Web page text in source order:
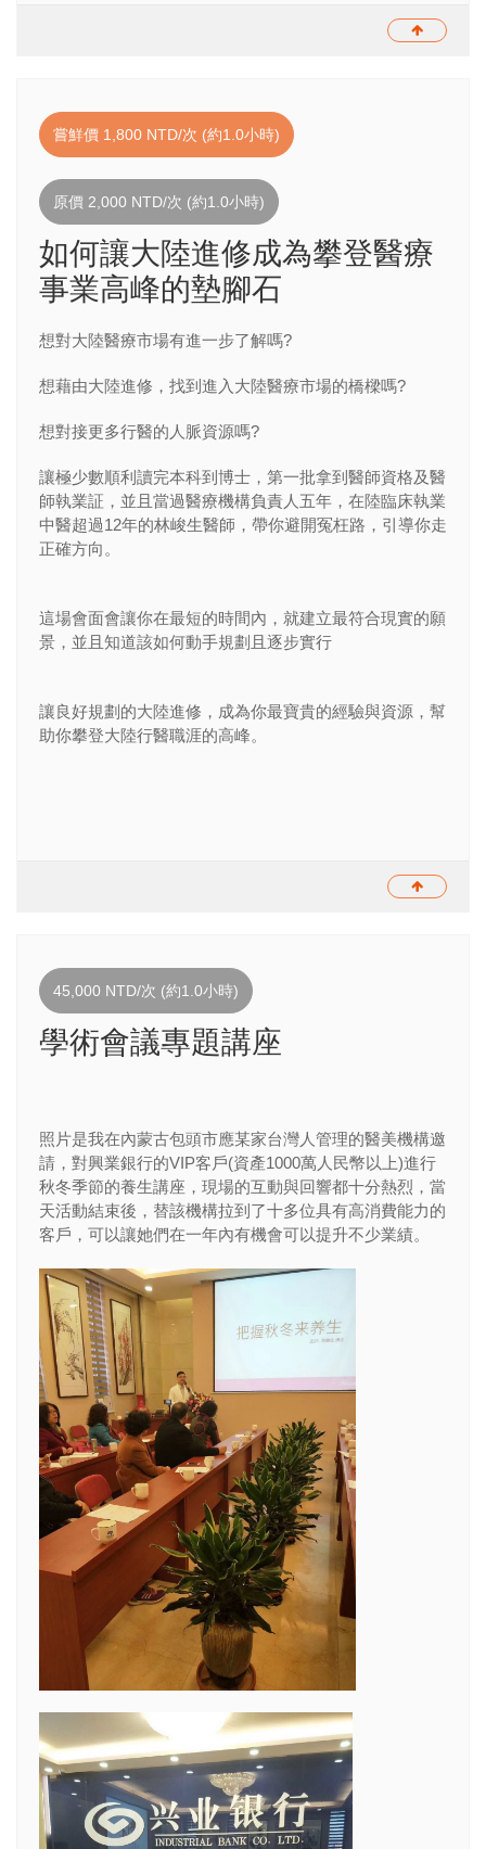
嘗鮮價 1,800 NTD/次 (約1.0小時)
原價 2,000 NTD/次 (約1.0小時)
如何讓大陸進修成為攀登醫療
事業高峰的墊腳石
想對大陸醫療市場有進一步了解嗎?
想藉由大陸進修，找到進入大陸醫療市場的橋樑嗎?
想對接更多行醫的人脈資源嗎?
讓極少數順利讀完本科到博士，第一批拿到醫師資格及醫
師執業証，並且當過醫療機構負責人五年，在陸臨床執業
中醫超過12年的林峻生醫師，帶你避開冤枉路，引導你走
正確方向。
這場會面會讓你在最短的時間內，就建立最符合現實的願
景，並且知道該如何動手規劃且逐步實行
讓良好規劃的大陸進修，成為你最寶貴的經驗與資源，幫
助你攀登大陸行醫職涯的高峰。
45,000 NTD/次 (約1.0小時)
學術會議專題講座
照片是我在內蒙古包頭市應某家台灣人管理的醫美機構邀
請，對興業銀行的VIP客戶(資產1000萬人民幣以上)進行
秋冬季節的養生講座，現場的互動與回響都十分熱烈，當
天活動結束後，替該機構拉到了十多位具有高消費能力的
客戶，可以讓她們在一年內有機會可以提升不少業績。